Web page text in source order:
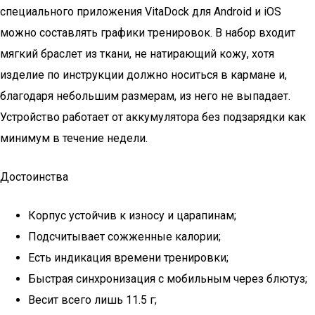
специального приложения VitaDock для Android и iOS
можно составлять графики тренировок. В набор входит
мягкий браслет из ткани, не натирающий кожу, хотя
изделие по инструкции должно носиться в кармане и,
благодаря небольшим размерам, из него не выпадает.
Устройство работает от аккумулятора без подзарядки как
минимум в течение недели.
Достоинства
Корпус устойчив к износу и царапинам;
Подсчитывает сожженные калории;
Есть индикация времени тренировки;
Быстрая синхронизация с мобильным через блютуз;
Весит всего лишь 11.5 г;